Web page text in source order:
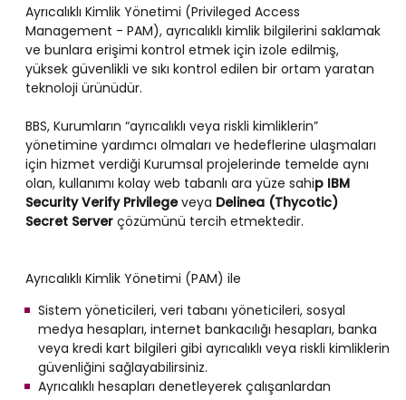
Ayrıcalıklı Kimlik Yönetimi (Privileged Access
Management - PAM), ayrıcalıklı kimlik bilgilerini saklamak
ve bunlara erişimi kontrol etmek için izole edilmiş,
yüksek güvenlikli ve sıkı kontrol edilen bir ortam yaratan
teknoloji ürünüdür.
BBS, Kurumların “ayrıcalıklı veya riskli kimliklerin”
yönetimine yardımcı olmaları ve hedeflerine ulaşmaları
için hizmet verdiği Kurumsal projelerinde temelde aynı
olan, kullanımı kolay web tabanlı ara yüze sahip IBM
Security Verify Privilegeveya Delinea (Thycotic)
Secret Server çözümünü tercih etmektedir.
Ayrıcalıklı Kimlik Yönetimi (PAM) ile
Sistem yöneticileri, veri tabanı yöneticileri, sosyal
medya hesapları, internet bankacılığı hesapları, banka
veya kredi kart bilgileri gibi ayrıcalıklı veya riskli kimliklerin
güvenliğini sağlayabilirsiniz.
Ayrıcalıklı hesapları denetleyerek çalışanlardan